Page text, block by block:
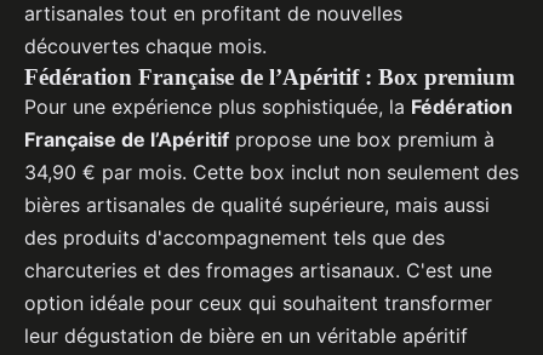
artisanales tout en profitant de nouvelles
découvertes chaque mois.
Fédération Française de l’Apéritif : Box premium
Pour une expérience plus sophistiquée, la Fédération
Française de l’Apéritif propose une box premium à
34,90 € par mois. Cette box inclut non seulement des
bières artisanales de qualité supérieure, mais aussi
des produits d'accompagnement tels que des
charcuteries et des fromages artisanaux. C'est une
option idéale pour ceux qui souhaitent transformer
leur dégustation de bière en un véritable apéritif